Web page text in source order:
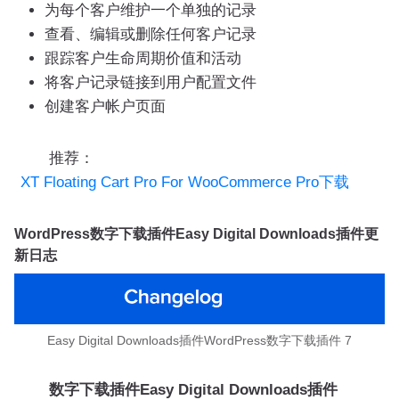
为每个客户维护一个单独的记录
查看、编辑或删除任何客户记录
跟踪客户生命周期价值和活动
将客户记录链接到用户配置文件
创建客户帐户页面
推荐：
XT Floating Cart Pro For WooCommerce Pro下载
WordPress数字下载插件Easy Digital Downloads插件更
新日志
Easy Digital Downloads插件WordPress数字下载插件 7
数字下载插件Easy Digital Downloads插件